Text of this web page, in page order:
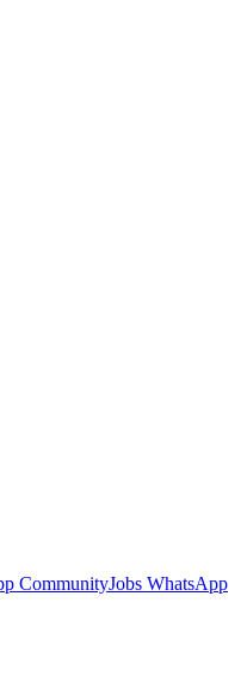
CommunityJobs WhatsApp